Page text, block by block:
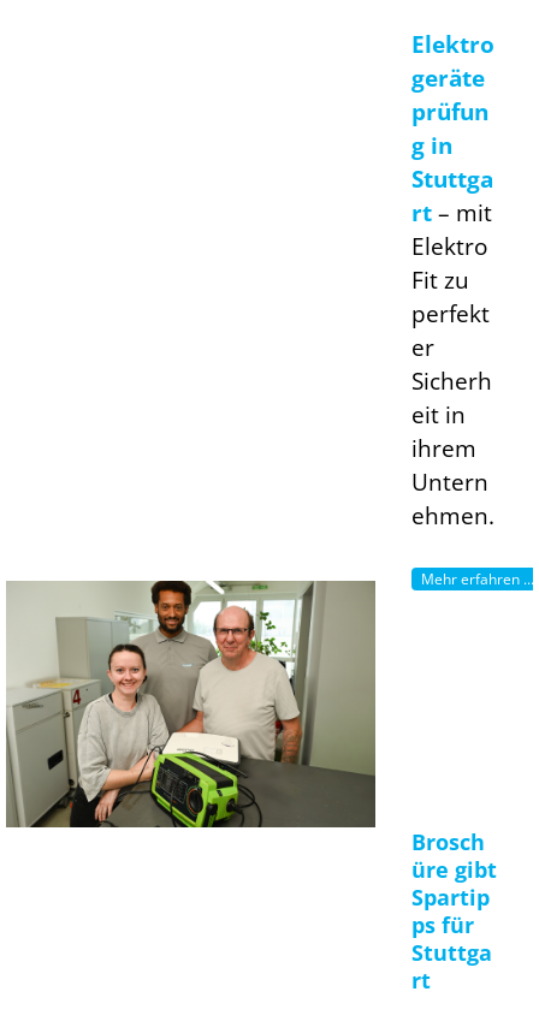
Elektro
geräte
prüfun
g in
Stuttga
rt– mit
Elektro
Fit zu
perfekt
er
Sicherh
eit in
ihrem
Untern
ehmen.
Mehr erfahren ...
Brosch
üre gibt
Spartip
ps für
Stuttga
rt